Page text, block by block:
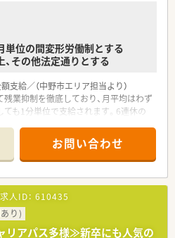
しっかり確保≫
）の長期連休の取得が可能となり、ほ
10日、③10日＋5日＋5日 ④5日×4
キルアップが可能≫
。
利厚生制度≫
取得が可能、育児休職からの復帰率
平均）」です。
間の時間短縮する事ができ、お子様
可能です。
を条件に「ペア転勤制度」を利用すれ
位の間変形労働制とする
その他法定通りとする
支給／（中野市エリア担当より）
業抑制を徹底しており、月平均はわず
ても1分単位で支給されます。6連休の
いて】
の立地にあり、内科や循環器科、外科
を1日約150枚応需している薬局です。
付ける総合科目の環境であり、様々な
しての専門知識を深めることが可能
い人員体制を敷いているため、枚数が
お問い合わせ
人ID： 610435
り)
リアパス多様≫新卒にも人気の